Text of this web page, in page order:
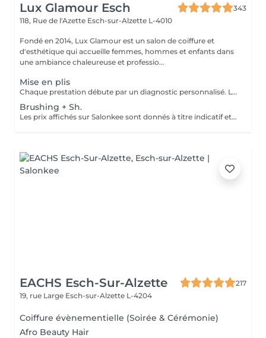
Lux Glamour Esch
343
118, Rue de l'Azette Esch-sur-Alzette L-4010
Fondé en 2014, Lux Glamour est un salon de coiffure et
d'esthétique qui accueille femmes, hommes et enfants dans
une ambiance chaleureuse et professio...
Mise en plis
Chaque prestation débute par un diagnostic personnalisé. Le tarif final est confirmé en salon selon les besoins de vos cheveux et la technique réalisée.
Brushing + Sh.
Les prix affichés sur Salonkee sont donnés à titre indicatif et correspondent aux tarifs de base. Le lavage des cheveux au bac est inclus dans le prix du brushing. Toutefois, les soins spécifiques (traitements et rituels) sont proposés en supplément, selon le diagnostic réalisé lors de votre arrivée au salon. Un devis détaillé vous sera systématiquement communiqué avant toute prestation, réalisée uniquement avec votre accord.
EACHS Esch-Sur-Alzette
217
19, rue Large Esch-sur-Alzette L-4204
Coiffure évènementielle (Soirée & Cérémonie)
Afro Beauty Hair